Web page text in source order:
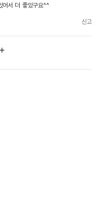
어서 더 좋았구요^^
신고